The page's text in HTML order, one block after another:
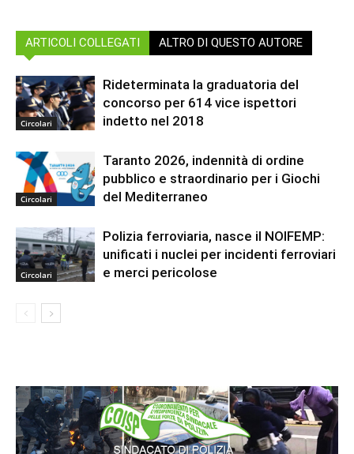
ARTICOLI COLLEGATI ALTRO DI QUESTO AUTORE
Circolari
Rideterminata la graduatoria del
concorso per 614 vice ispettori
indetto nel 2018
Circolari
Taranto 2026, indennità di ordine
pubblico e straordinario per i Giochi
del Mediterraneo
Circolari
Polizia ferroviaria, nasce il NOIFEMP:
unificati i nuclei per incidenti ferroviari
e merci pericolose